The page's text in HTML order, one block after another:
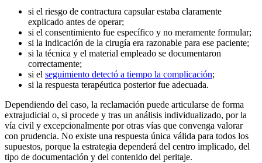
si el riesgo de contractura capsular estaba claramente
explicado antes de operar;
si el consentimiento fue específico y no meramente formular;
si la indicación de la cirugía era razonable para ese paciente;
si la técnica y el material empleado se documentaron
correctamente;
si el seguimiento detectó a tiempo la complicación;
si la respuesta terapéutica posterior fue adecuada.
Dependiendo del caso, la reclamación puede articularse de forma
extrajudicial o, si procede y tras un análisis individualizado, por la
vía civil y excepcionalmente por otras vías que convenga valorar
con prudencia. No existe una respuesta única válida para todos los
supuestos, porque la estrategia dependerá del centro implicado, del
tipo de documentación y del contenido del peritaje.